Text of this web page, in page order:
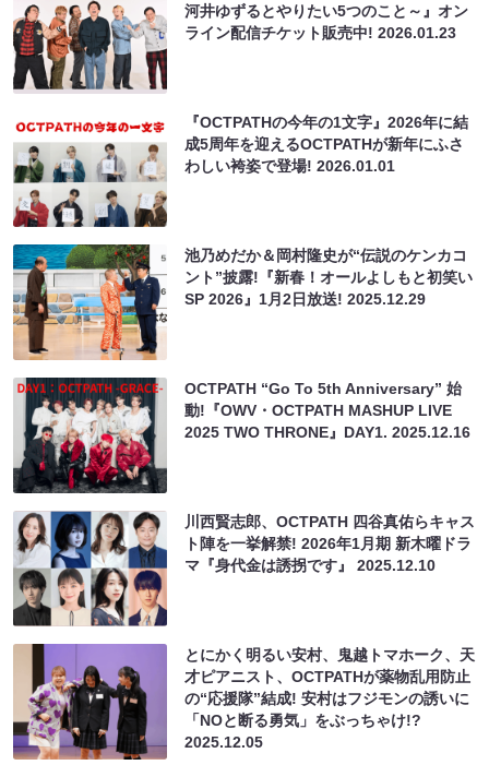
河井ゆずるとやりたい5つのこと～』オン
ライン配信チケット販売中!2026.01.23
『OCTPATHの今年の1文字』2026年に結
成5周年を迎えるOCTPATHが新年にふさ
わしい袴姿で登場!2026.01.01
池乃めだか＆岡村隆史が“伝説のケンカコ
ント”披露!『新春！オールよしもと初笑い
SP 2026』1月2日放送!2025.12.29
OCTPATH “Go To 5th Anniversary” 始
動!『OWV・OCTPATH MASHUP LIVE
2025 TWO THRONE』DAY1.2025.12.16
川西賢志郎、OCTPATH 四谷真佑らキャス
ト陣を一挙解禁! 2026年1月期 新木曜ドラ
マ『身代金は誘拐です』2025.12.10
とにかく明るい安村、鬼越トマホーク、天
才ピアニスト、OCTPATHが薬物乱用防止
の“応援隊”結成! 安村はフジモンの誘いに
「NOと断る勇気」をぶっちゃけ!?
2025.12.05